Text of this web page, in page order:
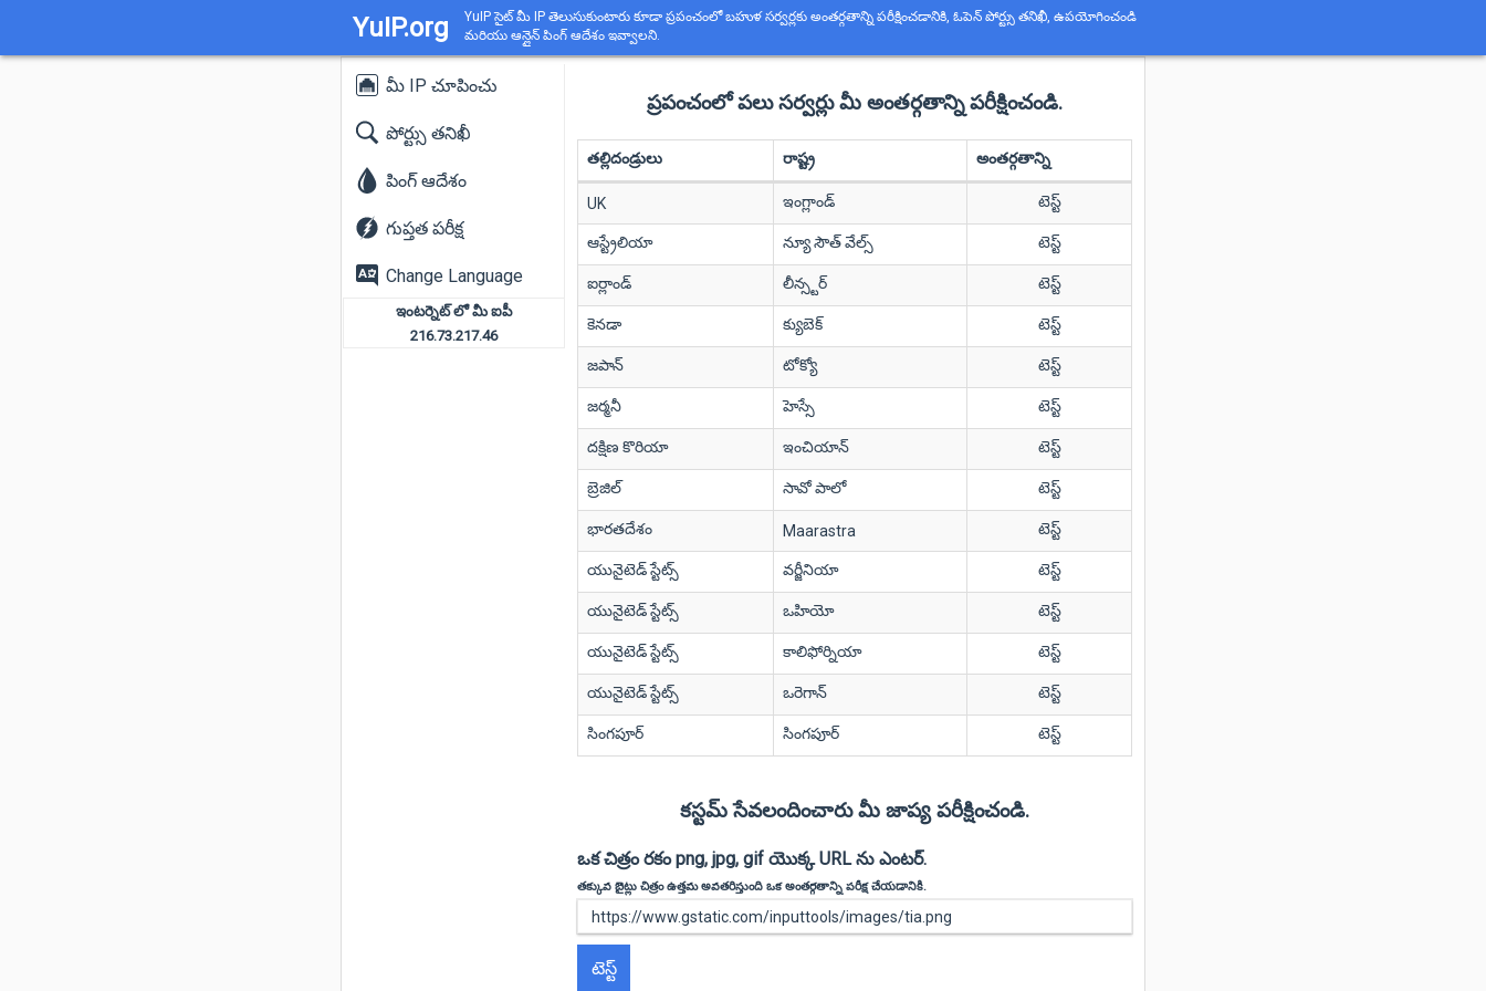
YuIP.org
YuIP సైట్ మీ IP తెలుసుకుంటారు కూడా ప్రపంచంలో బహుళ సర్వర్లకు అంతర్గతాన్ని పరీక్షించడానికి, ఓపెన్ పోర్ట్సు తనిఖీ, ఉపయోగించండి
మరియు ఆన్లైన్ పింగ్ ఆదేశం ఇవ్వాలని.
మీ IP చూపించు
పోర్ట్సు తనిఖీ
పింగ్ ఆదేశం
గుప్తత పరీక్ష
Change Language
ఇంటర్నెట్ లో మీ ఐపీ
216.73.217.46
ప్రపంచంలో పలు సర్వర్లు మీ అంతర్గతాన్ని పరీక్షించండి.
తల్లిదండ్రులు రాష్ట్ర అంతర్గతాన్ని
UK ఇంగ్లాండ్ టెస్ట్
ఆస్ట్రేలియా న్యూ సౌత్ వేల్స్ టెస్ట్
ఐర్లాండ్ లీన్స్టర్ టెస్ట్
కెనడా క్యుబెక్ టెస్ట్
జపాన్ టోక్యో టెస్ట్
జర్మనీ హెస్సే టెస్ట్
దక్షిణ కొరియా ఇంచియాన్ టెస్ట్
బ్రెజిల్ సావో పాలో టెస్ట్
భారతదేశం Maarastra టెస్ట్
యునైటెడ్ స్టేట్స్ వర్జీనియా టెస్ట్
యునైటెడ్ స్టేట్స్ ఒహియో టెస్ట్
యునైటెడ్ స్టేట్స్ కాలిఫోర్నియా టెస్ట్
యునైటెడ్ స్టేట్స్ ఒరెగాన్ టెస్ట్
సింగపూర్ సింగపూర్ టెస్ట్
కస్టమ్ సేవలందించారు మీ జాప్య పరీక్షించండి.
ఒక చిత్రం రకం png, jpg, gif యొక్క URL ను ఎంటర్.
తక్కువ బైట్లు చిత్రం ఉత్తమ అవతరిస్తుంది ఒక అంతర్గతాన్ని పరీక్ష చేయడానికి.
టెస్ట్